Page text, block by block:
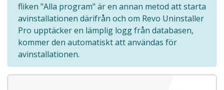
fliken "Alla program" är en annan metod att starta
avinstallationen därifrån och om Revo Uninstaller
Pro upptäcker en lämplig logg från databasen,
kommer den automatiskt att användas för
avinstallationen.